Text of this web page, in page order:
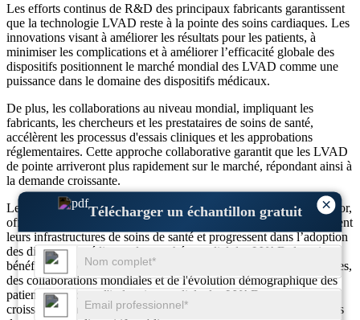
×
Télécharger un échantillon gratuit
Les efforts continus de R&D des principaux fabricants garantissent
que la technologie LVAD reste à la pointe des soins cardiaques. Les
innovations visant à améliorer les résultats pour les patients, à
minimiser les complications et à améliorer l’efficacité globale des
dispositifs positionnent le marché mondial des LVAD comme une
puissance dans le domaine des dispositifs médicaux.
De plus, les collaborations au niveau mondial, impliquant les
fabricants, les chercheurs et les prestataires de soins de santé,
accélèrent les processus d'essais cliniques et les approbations
réglementaires. Cette approche collaborative garantit que les LVAD
de pointe arriveront plus rapidement sur le marché, répondant ainsi à
la demande croissante.
Les économies émergentes, avec leur classe moyenne en plein essor,
offrent une vaste base de patients. À mesure que ces pays améliorent
leurs infrastructures de soins de santé et progressent dans l’adoption
des dispositifs médicaux, le marché mondial des LVAD devrait en
bénéficier énormément. L'effet combiné des progrès technologiques,
des collaborations mondiales et de l'évolution démographique des
patients positionne l'industrie mondiale des LVAD vers une
croissance sans précédent, dépassant de nombreux autres segments